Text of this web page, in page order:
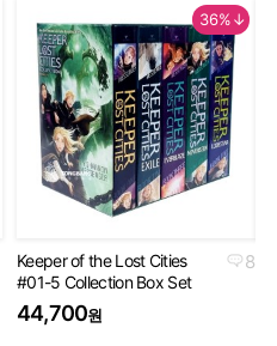
36%↓
8
Keeper of the Lost Cities
#01-5 Collection Box Set
44,700원